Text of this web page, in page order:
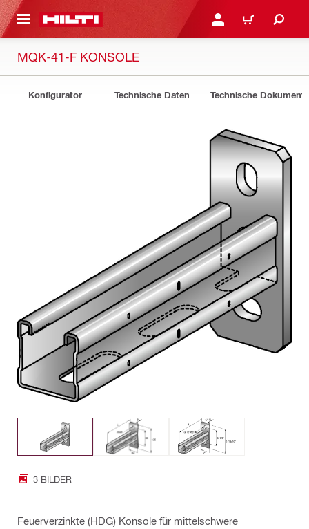
ANMELDEN ODER
WARENKORB
MQK-41-F KONSOLE
Konfigurator Technische Daten Technische Dokumente
3 BILDER
Feuerverzinkte (HDG) Konsole für mittelschwere